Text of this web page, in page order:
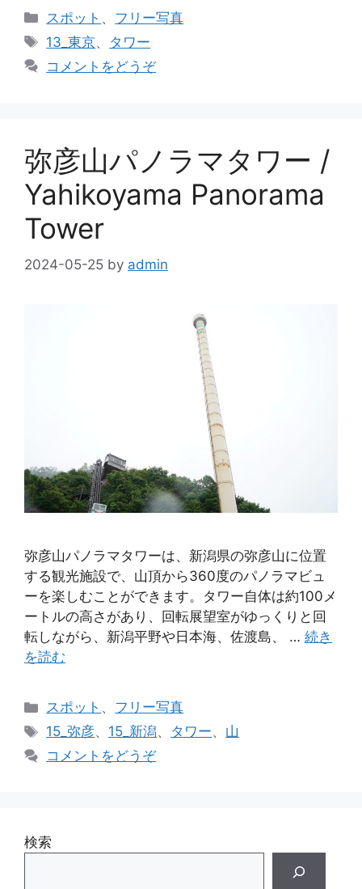
カ
テ
リ
スポット 、 フリー写真
タ
グ
13_東京、 タワー
コメントをどうぞ
弥彦山パノラマタワー /
Yahikoyama Panorama
Tower
2024-05-25 by admin
弥彦山パノラマタワーは、新潟県の弥彦山に位置
する観光施設で、山頂から360度のパノラマビュ
ーを楽しむことができます。タワー自体は約100メ
ートルの高さがあり、回転展望室がゆっくりと回
転しながら、新潟平野や日本海、佐渡島、 … 続き
を読む
カ
テ
リ
スポット 、 フリー写真
タ
グ
15_弥彦、 15_新潟、 タワー、 山
コメントをどうぞ
検索